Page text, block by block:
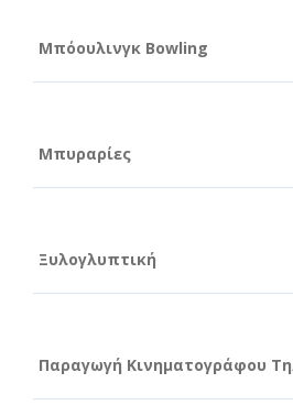
Μπόουλινγκ Bowling
Μπυραρίες
Ξυλογλυπτική
Παραγωγή Κινηματογράφου